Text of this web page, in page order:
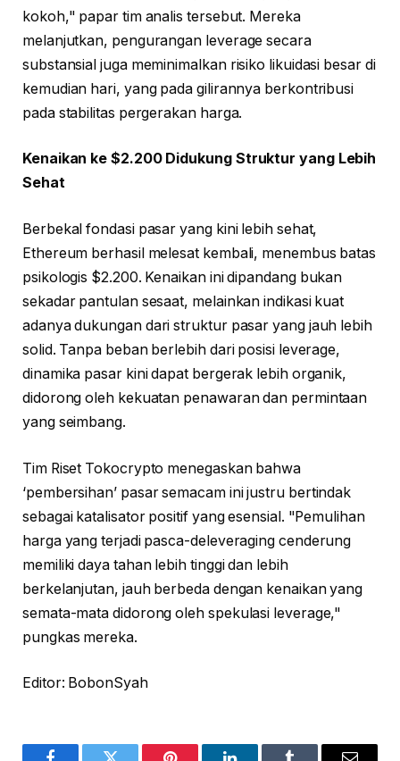
kokoh," papar tim analis tersebut. Mereka
melanjutkan, pengurangan leverage secara
substansial juga meminimalkan risiko likuidasi besar di
kemudian hari, yang pada gilirannya berkontribusi
pada stabilitas pergerakan harga.
Kenaikan ke $2.200 Didukung Struktur yang Lebih
Sehat
Berbekal fondasi pasar yang kini lebih sehat,
Ethereum berhasil melesat kembali, menembus batas
psikologis $2.200. Kenaikan ini dipandang bukan
sekadar pantulan sesaat, melainkan indikasi kuat
adanya dukungan dari struktur pasar yang jauh lebih
solid. Tanpa beban berlebih dari posisi leverage,
dinamika pasar kini dapat bergerak lebih organik,
didorong oleh kekuatan penawaran dan permintaan
yang seimbang.
Tim Riset Tokocrypto menegaskan bahwa
‘pembersihan’ pasar semacam ini justru bertindak
sebagai katalisator positif yang esensial. "Pemulihan
harga yang terjadi pasca-deleveraging cenderung
memiliki daya tahan lebih tinggi dan lebih
berkelanjutan, jauh berbeda dengan kenaikan yang
semata-mata didorong oleh spekulasi leverage,"
pungkas mereka.
Editor: BobonSyah